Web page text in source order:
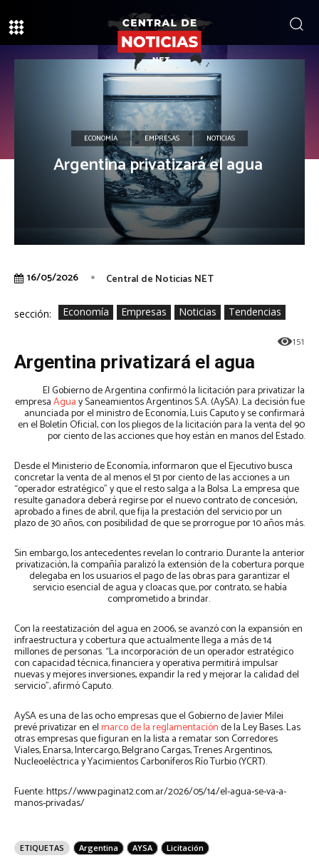
ECONOMÍA EMPRESAS NOTICIAS
Argentina privatizará el agua
16/05/2026 Central de Noticias NET
sección: Economía Empresas Noticias Tendencias
151
Argentina privatizará el agua
El Gobierno de Argentina confirmó la licitación para privatizar la
empresaAguay Saneamientos Argentinos S.A. (AySA). La decisión fue
anunciada por el ministro de Economía, Luis Caputo y se confirmará
en el Boletín Oficial, con los pliegos de la licitación para la venta del 90
por ciento de las acciones que hoy están en manos del Estado.
Desde el Ministerio de Economía, informaron que el Ejecutivo busca
concretar la venta de al menos el 51 por ciento de las acciones a un
“operador estratégico” y que el resto salga a la Bolsa. La empresa que
resulte ganadora deberá regirse por el nuevo contrato de concesión,
aprobado a fines de abril, que fija la prestación del servicio por un
plazo de 30 años, con posibilidad de que se prorrogue por 10 años más.
Sin embargo, los antecedentes revelan lo contrario. Durante la anterior
privatización, la compañía paralizó la extensión de la cobertura porque
delegaba en los usuarios el pago de las obras para garantizar el
servicio esencial de agua y cloacas que, por contrato, se había
comprometido a brindar.
Con la reestatización del agua en 2006, se avanzó con la expansión en
infraestructura y cobertura que actualmente llega a más de 14
millones de personas. “La incorporación de un operador estratégico
con capacidad técnica, financiera y operativa permitirá impulsar
nuevas y mejores inversiones, expandir la red y mejorar la calidad del
servicio”, afirmó Caputo.
AySA es una de las ocho empresas que el Gobierno de Javier Milei
prevé privatizar en elmarco de la reglamentaciónde la Ley Bases. Las
otras empresas que figuran en la lista a rematar son Corredores
Viales, Enarsa, Intercargo, Belgrano Cargas, Trenes Argentinos,
Nucleoeléctrica y Yacimientos Carboníferos Río Turbio (YCRT).
Fuente: https://www.pagina12.com.ar/2026/05/14/el-agua-se-va-a-
manos-privadas/
ETIQUETAS Argentina AYSA
Licitación